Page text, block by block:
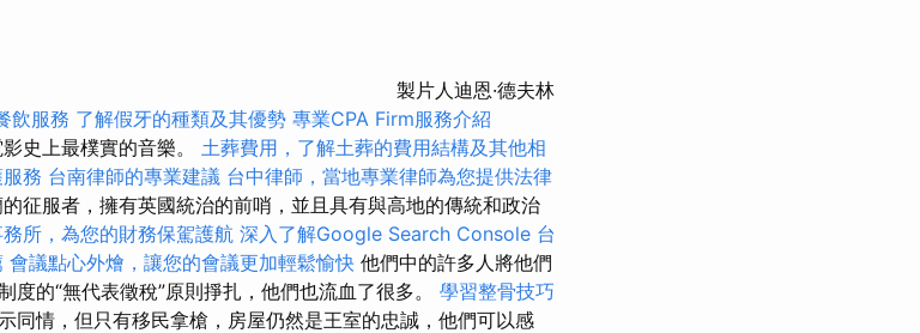
製片人迪恩·德夫林
飲服務 了解假牙的種類及其優勢 專業CPA Firm服務介紹
史上最樸實的音樂。 土葬費用，了解土葬的費用結構及其他相
務 台南律師的專業建議 台中律師，當地專業律師為您提供法律
征服者，擁有英國統治的前哨，並且具有與高地的傳統和政治
所，為您的財務保駕護航 深入了解Google Search Console 台
會議點心外燴，讓您的會議更加輕鬆愉快 他們中的許多人將他們
的“無代表徵稅”原則掙扎，他們也流血了很多。 學習整骨技巧
同情，但只有移民拿槍，房屋仍然是王室的忠誠，他們可以感